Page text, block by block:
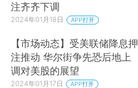
注齐齐下调
2024年01月18日 APP打开
【市场动态】受美联储降息押
注推动 华尔街争先恐后地上
调对美股的展望
2024年01月17日 APP打开